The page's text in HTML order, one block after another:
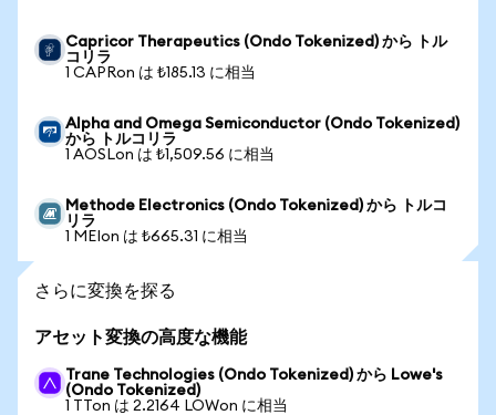
Capricor Therapeutics (Ondo Tokenized) から トル
コリラ
1 CAPRon は ₺185.13 に相当
Alpha and Omega Semiconductor (Ondo Tokenized)
から トルコリラ
1 AOSLon は ₺1,509.56 に相当
Methode Electronics (Ondo Tokenized) から トルコ
リラ
1 MEIon は ₺665.31 に相当
さらに変換を探る
アセット変換の高度な機能
Trane Technologies (Ondo Tokenized) から Lowe's
(Ondo Tokenized)
1 TTon は 2.2164 LOWon に相当